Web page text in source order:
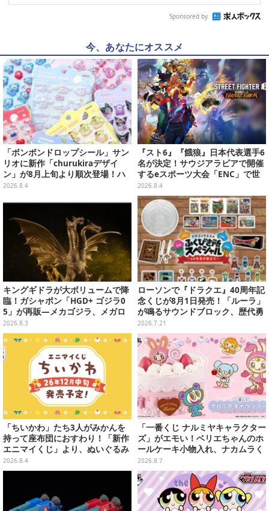
Sponsored by
今、あなたにオススメ
「ボンボンドロップシール」サン
リオに新作「churukiraデザイ
ン」が8月上旬より順次登場！ハ
ローキティ、はぴだんぶいなど全
2026.8.4
『スト6』『餓狼』日本代表選手6
名が決定！サウジアラビアで開催
するeスポーツ大会「ENC」で世
界に挑む
2026.8.4
キングギドラが大ボリュームで降
臨！ガシャポン「HGD+ ゴジラ0
5」が再販―メカゴジラ、メガロ
なども揃った全4種
2026.8.3
ローソンで『ドラクエ』40周年記
念くじが8月1日発売！「ルーラ」
が鳴るサウンドブロック、歴代勇
者＆スライムのフィギュアなど、
シリーズを振り返る景品盛りだく
さん
2026.7.21
「ちいかわ」たち3人がみかんを
持って座布団におすわり！「新作
エニマイくじ」より、ぬいぐるみ
画像が初公開
2026.8.4
「一番くじ ナルミヤキャラクター
ズ」がエモい！ベリエちゃんのホ
ールケーキ小物入れ、ナカムラく
んのマスコットなどがズラリ
2026.8.7